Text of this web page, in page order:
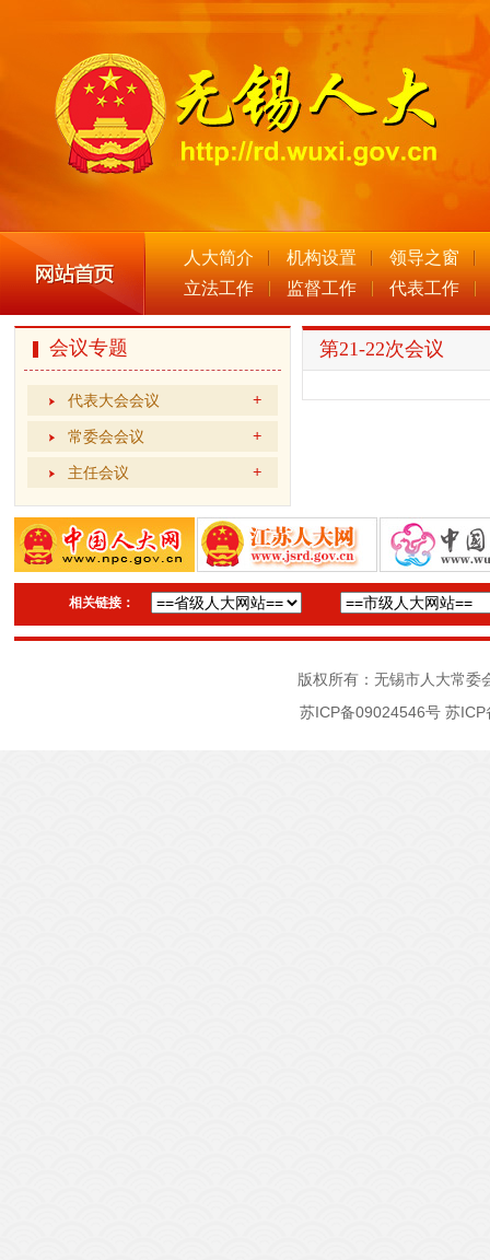
人大简介 机构设置
领导之窗
立法工作
监督工作 代表工作
会议专题
代表大会会议
常委会会议
主任会议
第21-22次会议
相关链接：
版权所有：无锡市人大常
苏ICP备09024546号 苏ICP